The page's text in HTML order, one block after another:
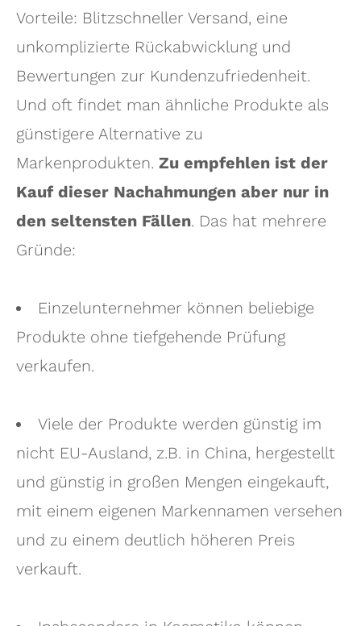
Vorteile: Blitzschneller Versand, eine
unkomplizierte Rückabwicklung und
Bewertungen zur Kundenzufriedenheit.
Und oft findet man ähnliche Produkte als
günstigere Alternative zu
Markenprodukten.Zu empfehlen ist der
Kauf dieser Nachahmungen aber nur in
den seltensten Fällen. Das hat mehrere
Gründe:
Einzelunternehmer können beliebige
Produkte ohne tiefgehende Prüfung
verkaufen.
Viele der Produkte werden günstig im
nicht EU-Ausland, z.B. in China, hergestellt
und günstig in großen Mengen eingekauft,
mit einem eigenen Markennamen versehen
und zu einem deutlich höheren Preis
verkauft.